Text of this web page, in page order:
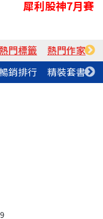
犀利股神7月賽
門標籤 熱門作家
銷排行 精裝套書